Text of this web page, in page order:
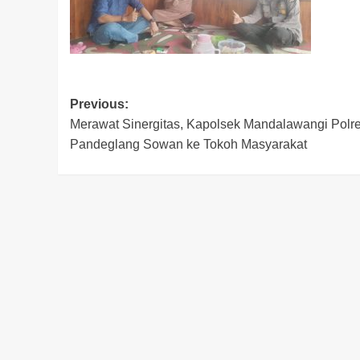
Post
navigation
Previous:
Merawat Sinergitas, Kapolsek Mandalawangi
Pandeglang Sowan ke Tokoh Masyarakat